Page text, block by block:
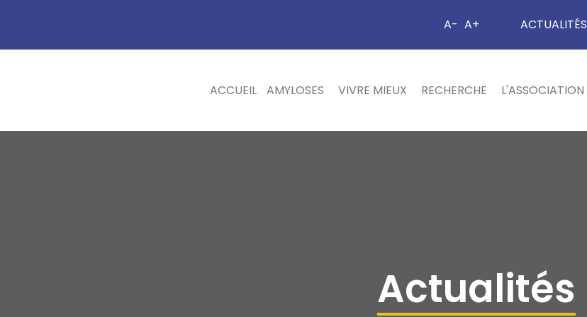
A- A+ ACTUALITÉS
ACCUEIL AMYLOSES VIVRE MIEUX RECHERCHE L'ASSOCIATION
Actualités